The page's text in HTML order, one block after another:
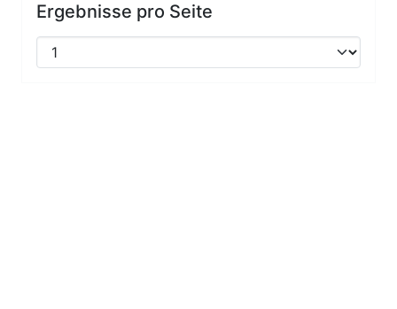
Ergebnisse pro Seite